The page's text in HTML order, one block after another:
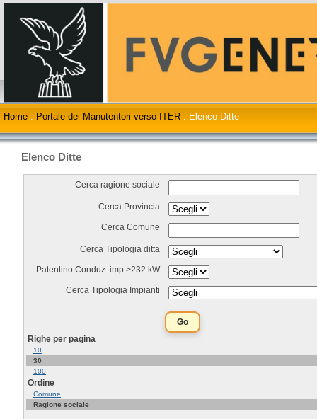
Home : Portale dei Manutentori verso ITER : Elenco Ditte
Elenco Ditte
Cerca ragione sociale
Cerca Provincia
Cerca Comune
Cerca Tipologia ditta
Patentino Conduz. imp.>232 kW
Cerca Tipologia Impianti
Righe per pagina
10
30
100
Ordine
Comune
Ragione sociale